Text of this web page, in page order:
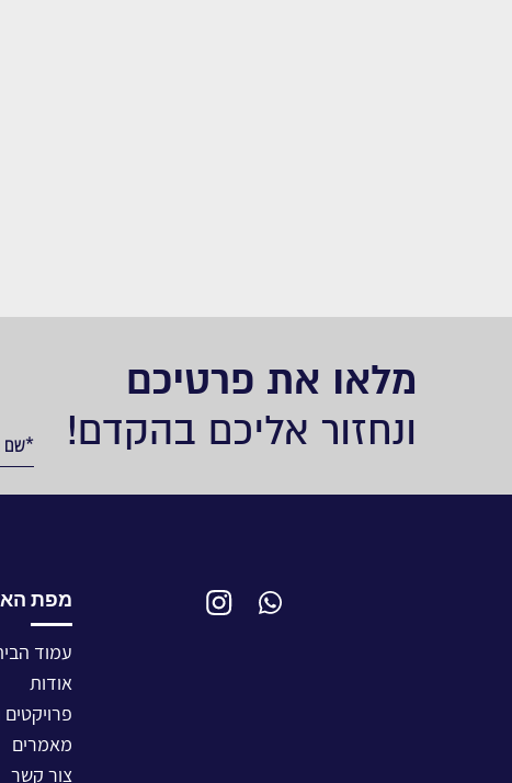
מלאו את פרטיכם
ונחזור אליכם בהקדם!
מפת
עמוד
אודות
מאמרים
צור קשר